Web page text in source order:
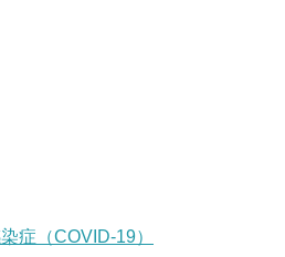
症（COVID-19）